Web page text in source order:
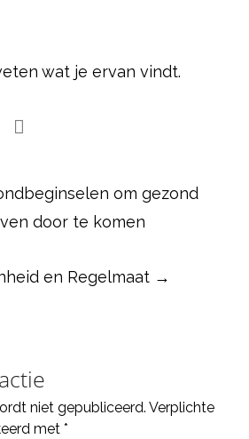
wat je ervan vindt.
om gezond
door te komen
en Regelmaat →
niet gepubliceerd. Verplichte
met *